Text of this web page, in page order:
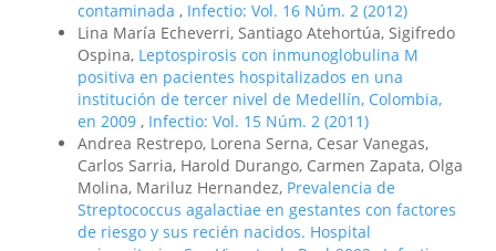
contaminada , Infectio: Vol. 16 Núm. 2 (2012)
Lina María Echeverri, Santiago Atehortúa, Sigifredo
Ospina, Leptospirosis con inmunoglobulina M
positiva en pacientes hospitalizados en una
institución de tercer nivel de Medellín, Colombia,
en 2009 , Infectio: Vol. 15 Núm. 2 (2011)
Andrea Restrepo, Lorena Serna, Cesar Vanegas,
Carlos Sarria, Harold Durango, Carmen Zapata, Olga
Molina, Mariluz Hernandez, Prevalencia de
Streptococcus agalactiae en gestantes con factores
de riesgo y sus recién nacidos. Hospital